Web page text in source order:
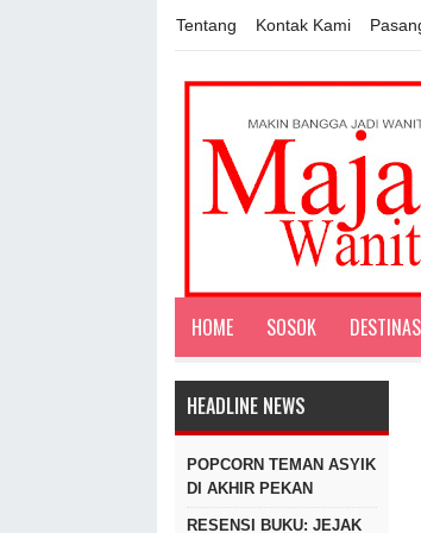
Tentang Kontak Kami
HOME SOSOK
HEADLINE NEWS
POPCORN TEMAN ASYIK
DI AKHIR PEKAN
RESENSI BUKU: JEJAK